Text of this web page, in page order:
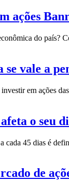
ações
do
vale a
em ações
o seu
cada 45 dias é
de